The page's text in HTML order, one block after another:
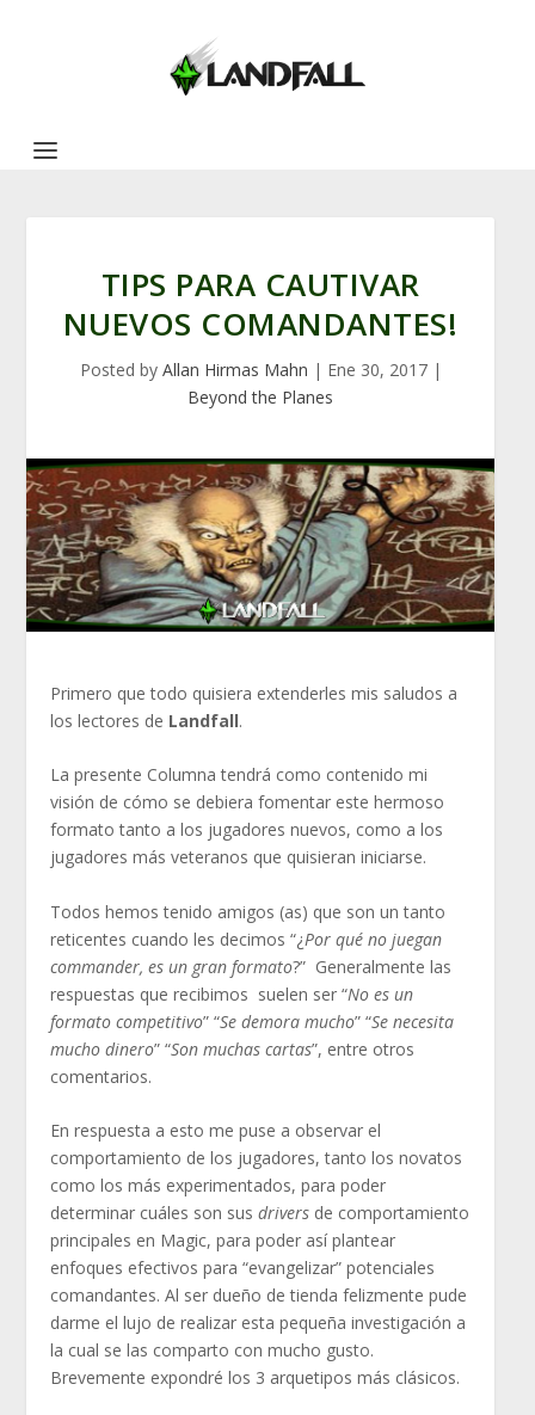
TIPS PARA CAUTIVAR
NUEVOS COMANDANTES!
Posted by Allan Hirmas Mahn | Ene 30, 2017|
Beyond the Planes
Primero que todo quisiera extenderles mis saludos a
los lectores de Landfall.
La presente Columna tendrá como contenido mi
visión de cómo se debiera fomentar este hermoso
formato tanto a los jugadores nuevos, como a los
jugadores más veteranos que quisieran iniciarse.
Todos hemos tenido amigos (as) que son un tanto
reticentes cuando les decimos “¿Por qué no juegan
commander, es un gran formato?” Generalmente las
respuestas que recibimos suelen ser “No es un
formato competitivo” “Se demora mucho” “Se necesita
mucho dinero” “Son muchas cartas”, entre otros
comentarios.
En respuesta a esto me puse a observar el
comportamiento de los jugadores, tanto los novatos
como los más experimentados, para poder
determinar cuáles son susdrivers de comportamiento
principales en Magic, para poder así plantear
enfoques efectivos para “evangelizar” potenciales
comandantes. Al ser dueño de tienda felizmente pude
darme el lujo de realizar esta pequeña investigación a
la cual se las comparto con mucho gusto.
Brevemente expondré los 3 arquetipos más clásicos.